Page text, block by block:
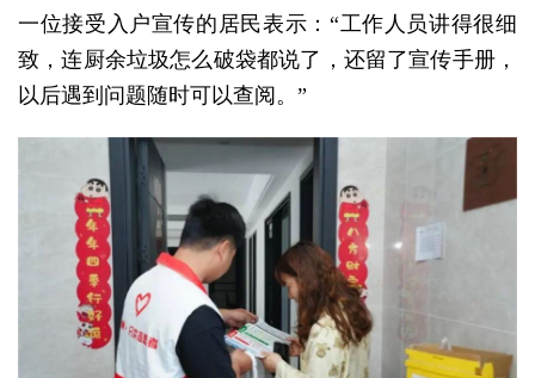
一位接受入户宣传的居民表示：“工作人员讲得很细
致，连厨余垃圾怎么破袋都说了，还留了宣传手册，
以后遇到问题随时可以查阅。”